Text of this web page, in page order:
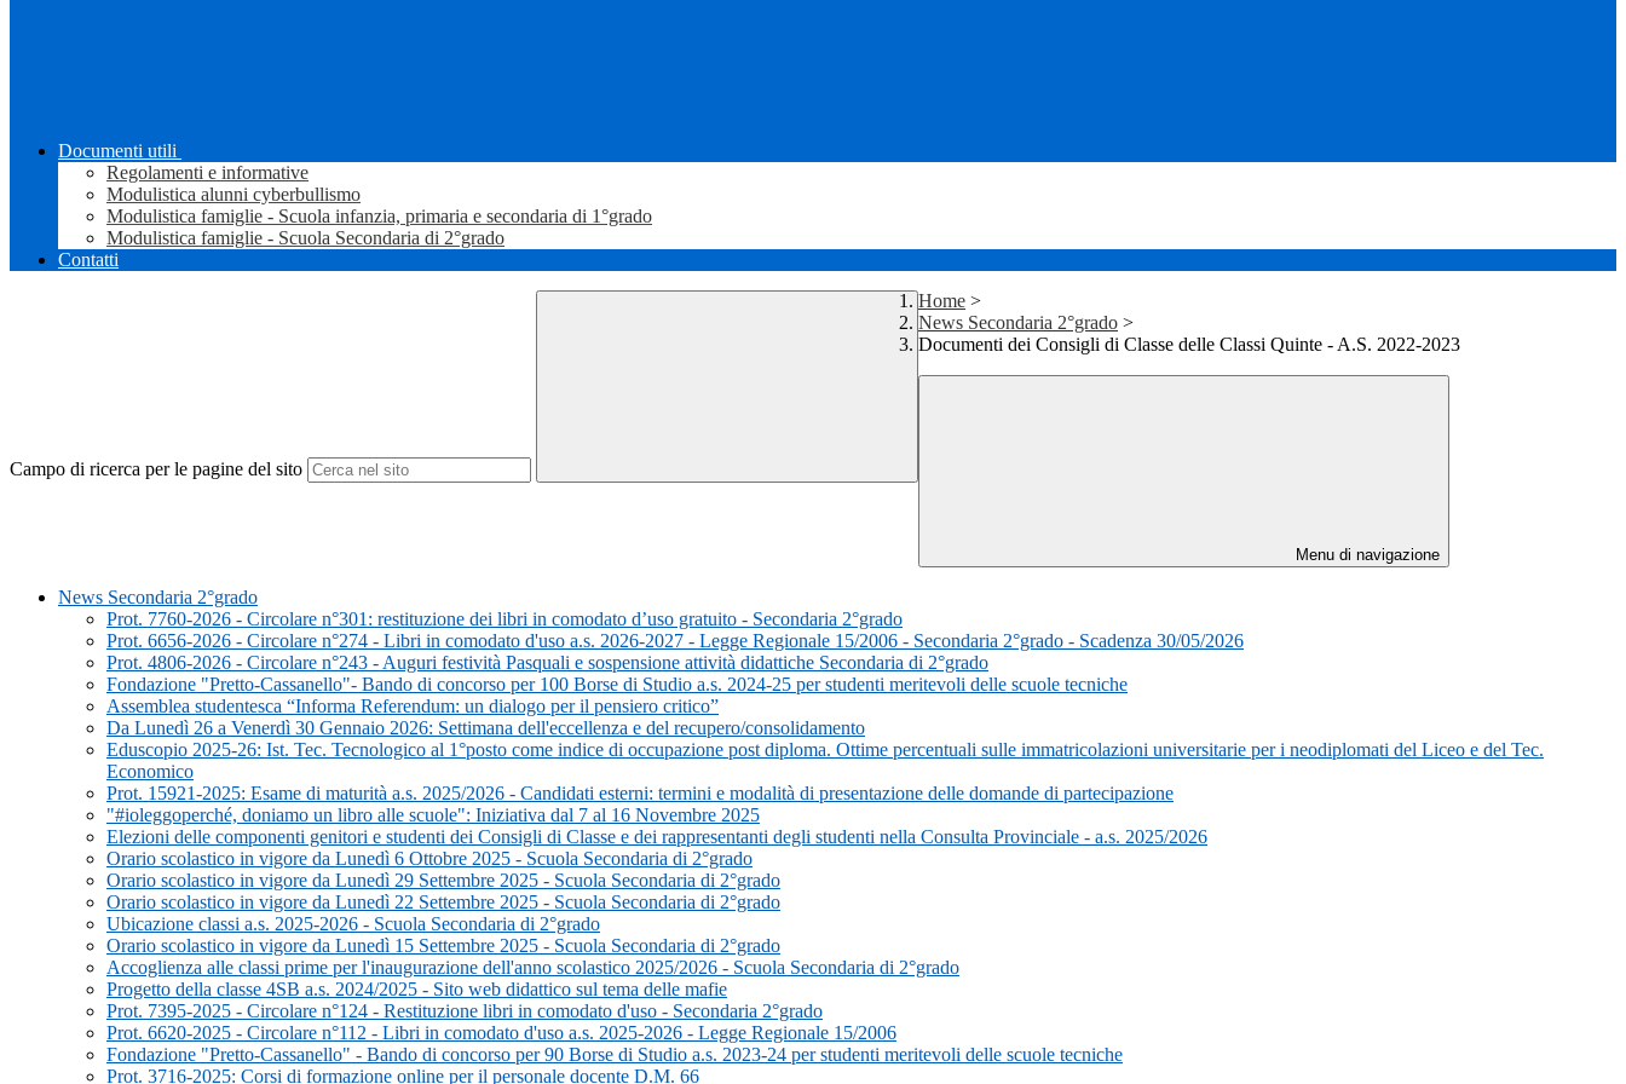
Documenti utili
Regolamenti e informative
Modulistica alunni cyberbullismo
Modulistica famiglie - Scuola infanzia, primaria e secondaria di 1°grado
Modulistica famiglie - Scuola Secondaria di 2°grado
Contatti
Campo di ricerca per le pagine del sito
Home >
News Secondaria 2°grado >
Documenti dei Consigli di Classe delle Classi Quinte - A.S. 2022-2023
Menu di navigazione
News Secondaria 2°grado
Prot. 7760-2026 - Circolare n°301: restituzione dei libri in comodato d’uso gratuito - Secondaria 2°grado
Prot. 6656-2026 - Circolare n°274 - Libri in comodato d'uso a.s. 2026-2027 - Legge Regionale 15/2006 - Secondaria 2°grado - Scadenza 30/05/2026
Prot. 4806-2026 - Circolare n°243 - Auguri festività Pasquali e sospensione attività didattiche Secondaria di 2°grado
Fondazione "Pretto-Cassanello"- Bando di concorso per 100 Borse di Studio a.s. 2024-25 per studenti meritevoli delle scuole tecniche
Assemblea studentesca “Informa Referendum: un dialogo per il pensiero critico”
Da Lunedì 26 a Venerdì 30 Gennaio 2026: Settimana dell'eccellenza e del recupero/consolidamento
Eduscopio 2025-26: Ist. Tec. Tecnologico al 1°posto come indice di occupazione post diploma. Ottime percentuali sulle immatricolazioni universitarie per i neodiplomati del Liceo e del Tec.
Economico
Prot. 15921-2025: Esame di maturità a.s. 2025/2026 - Candidati esterni: termini e modalità di presentazione delle domande di partecipazione
"#ioleggoperché, doniamo un libro alle scuole": Iniziativa dal 7 al 16 Novembre 2025
Elezioni delle componenti genitori e studenti dei Consigli di Classe e dei rappresentanti degli studenti nella Consulta Provinciale - a.s. 2025/2026
Orario scolastico in vigore da Lunedì 6 Ottobre 2025 - Scuola Secondaria di 2°grado
Orario scolastico in vigore da Lunedì 29 Settembre 2025 - Scuola Secondaria di 2°grado
Orario scolastico in vigore da Lunedì 22 Settembre 2025 - Scuola Secondaria di 2°grado
Ubicazione classi a.s. 2025-2026 - Scuola Secondaria di 2°grado
Orario scolastico in vigore da Lunedì 15 Settembre 2025 - Scuola Secondaria di 2°grado
Accoglienza alle classi prime per l'inaugurazione dell'anno scolastico 2025/2026 - Scuola Secondaria di 2°grado
Progetto della classe 4SB a.s. 2024/2025 - Sito web didattico sul tema delle mafie
Prot. 7395-2025 - Circolare n°124 - Restituzione libri in comodato d'uso - Secondaria 2°grado
Prot. 6620-2025 - Circolare n°112 - Libri in comodato d'uso a.s. 2025-2026 - Legge Regionale 15/2006
Fondazione "Pretto-Cassanello" - Bando di concorso per 90 Borse di Studio a.s. 2023-24 per studenti meritevoli delle scuole tecniche
Prot. 3716-2025: Corsi di formazione online per il personale docente D.M. 66